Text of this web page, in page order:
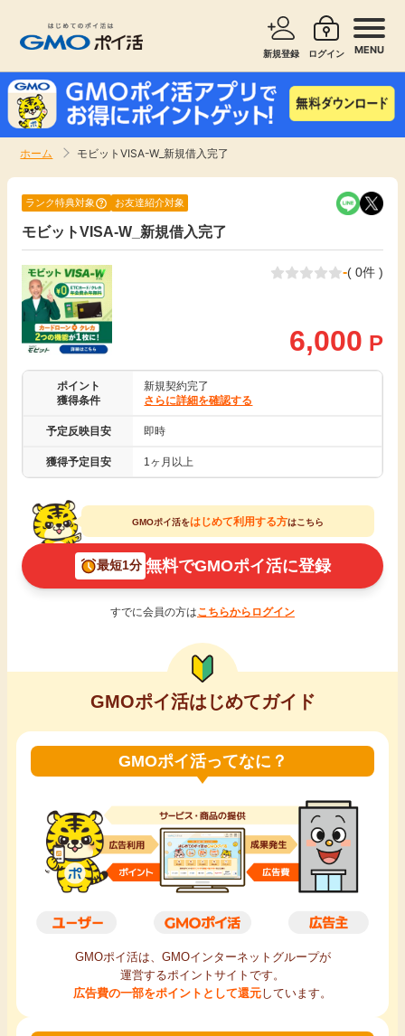
新規登録 ログイン MENU
ホーム モビットVISA-W_新規借入完了
新着
高還元
無料
即日還元
アンケート
ゲーム
買い物
カード比較
毎日ゲット
特集一覧
ヘルプセンター
サービスで探す ショッピングで探す
無料サービス
エンタメ
クレジットカード
暮らし
引っ越し
買取・査定
学び
進学・教育
月額有料サービス
家計の固定費
ランク特典対象 お友達紹介対象
モビットVISA-W_新規借入完了
-( 0件 )
6,000 P
ポイント
獲得条件
新規契約完了
さらに詳細を確認する
予定反映目安 即時
獲得予定目安 1ヶ月以上
GMOポイ活をはじめて利用する方はこちら
最短1分 無料でGMOポイ活に登録
すでに会員の方はこちらからログイン
GMOポイ活はじめてガイド
GMOポイ活ってなに？
GMOポイ活は、GMOインターネットグループが
運営するポイントサイトです。
広告費の一部をポイントとして還元しています。